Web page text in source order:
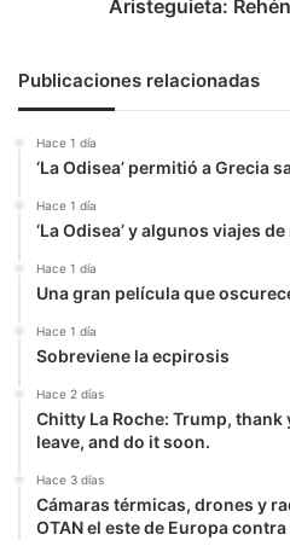
Aristeguieta:
Publicaciones relacionadas
Hace 1 día
‘La Odisea’ permitió a Grecia
Hace 1 día
‘La Odisea’ y algunos viajes
Hace 1 día
Una gran película que
Hace 1 día
Sobreviene la ecpirosis
Hace 2 días
Chitty La Roche: Trump,
leave, and do it soon.
Hace 3 días
Cámaras térmicas, drones y
OTAN el este de Europa